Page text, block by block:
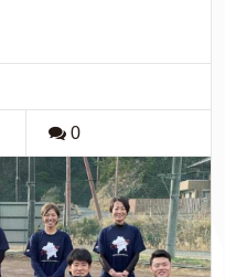
0